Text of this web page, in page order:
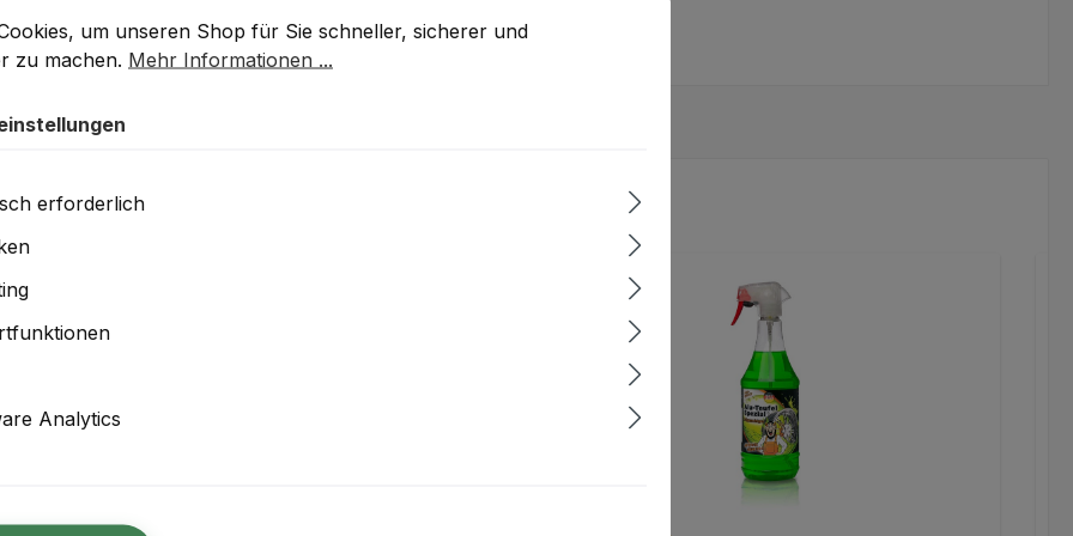
Rabatt
um unseren Shop für Sie schneller, sicherer und
zu machen. Mehr Informationen ...
erforderlich
Analytics